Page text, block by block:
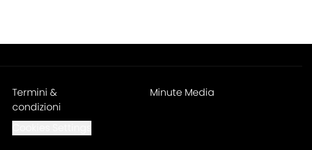
Termini &
condizioni
Minute Media